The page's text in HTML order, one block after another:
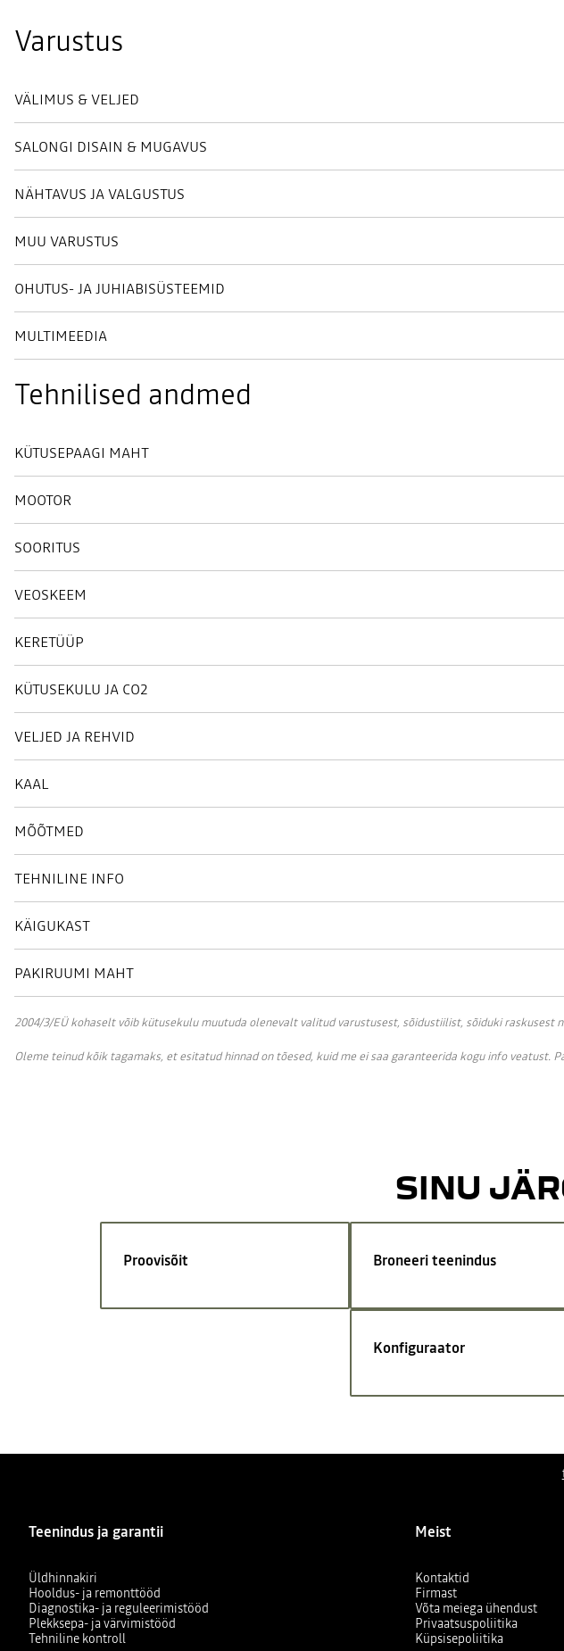
Varustus
VÄLIMUS & VELJED
SALONGI DISAIN & MUGAVUS
NÄHTAVUS JA VALGUSTUS
MUU VARUSTUS
OHUTUS- JA JUHIABISÜSTEEMID
MULTIMEEDIA
Tehnilised andmed
KÜTUSEPAAGI MAHT
MOOTOR
SOORITUS
VEOSKEEM
KERETÜÜP
KÜTUSEKULU JA CO2
VELJED JA REHVID
KAAL
MÕÕTMED
TEHNILINE INFO
KÄIGUKAST
PAKIRUUMI MAHT
2004/3/EÜ kohaselt võib kütusekulu muutuda olenevalt valitud varustusest, sõidustiilist, sõiduki raskusest
Oleme teinud kõik tagamaks, et esitatud hinnad on tõesed, kuid me ei saa garanteerida kogu info
SINU
Proovisõit Broneeri teenindus
Konfiguraator
Teenindus ja garantii
Üldhinnakiri
Hooldus- ja remonttööd
Diagnostika- ja reguleerimistööd
Plekksepa- ja värvimistööd
Tehniline kontroll
Meist
Kontaktid
Firmast
Võta meiega ühendust
Privaatsuspoliitika
Küpsisepoliitika